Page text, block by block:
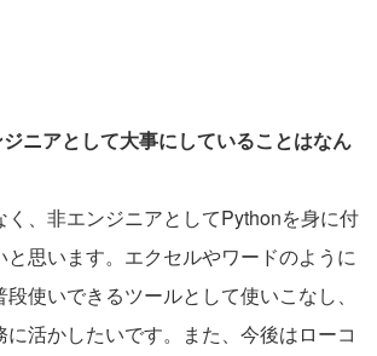
ニアとして大事にしていることはなん
く、非エンジニアとしてPythonを身に付
と思います。エクセルやワードのように
使いできるツールとして使いこなし、
に活かしたいです。また、今後はローコ